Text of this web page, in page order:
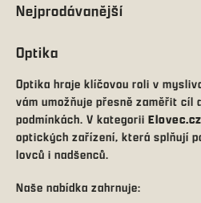
Nejprodávanější
Optika
Optika hraje klíčovou roli v
vám umožňuje přesně zaměřit cíl
podmínkách. V kategorii Elovec.cz
optických zařízení, která splňují
lovců i nadšenců.
Naše nabídka zahrnuje: